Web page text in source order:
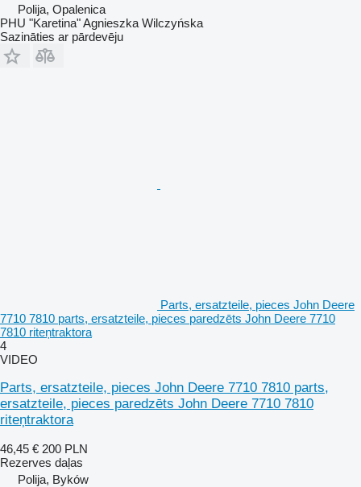
Polija, Opalenica
PHU "Karetina" Agnieszka Wilczyńska
Sazināties ar pārdevēju
Parts, ersatzteile, pieces John Deere
7710 7810 parts, ersatzteile, pieces paredzēts John Deere 7710
7810 riteņtraktora
4
VIDEO
Parts, ersatzteile, pieces John Deere 7710 7810 parts,
ersatzteile, pieces paredzēts John Deere 7710 7810
riteņtraktora
46,45 € 200 PLN
Rezerves daļas
Polija, Byków